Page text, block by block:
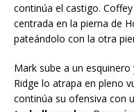
continúa el castigo.
centrada en la pierna de
pateándolo con la otra
Mark sube a un esquinero
Ridge lo atrapa en pleno
continúa su ofensiva con